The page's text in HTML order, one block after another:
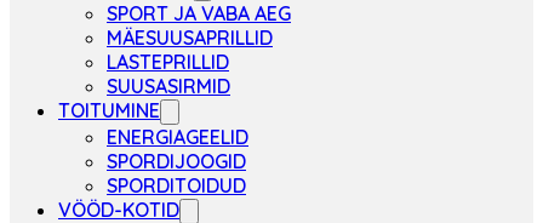
SPORT JA VABA AEG
MÄESUUSAPRILLID
LASTEPRILLID
SUUSASIRMID
TOITUMINE
ENERGIAGEELID
SPORDIJOOGID
SPORDITOIDUD
VÖÖD-KOTID